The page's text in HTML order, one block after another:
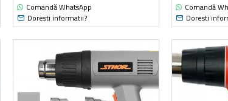
Comandă WhatsApp
Doresti informatii?
Comandă
Doresti